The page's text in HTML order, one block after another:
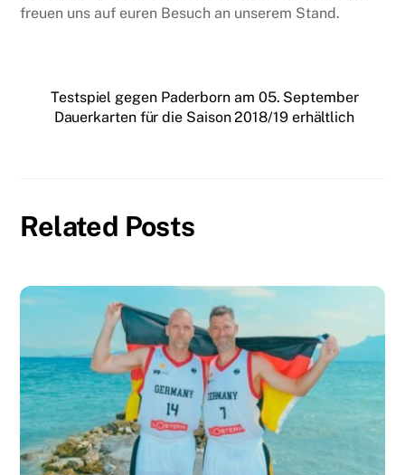
freuen uns auf euren Besuch an unserem Stand.
Testspiel gegen Paderborn am 05. September
Dauerkarten für die Saison 2018/19 erhältlich
Related Posts